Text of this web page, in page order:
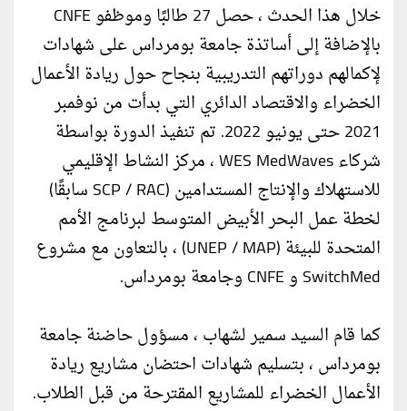
خلال هذا الحدث ، حصل 27 طالبًا وموظفو CNFE
بالإضافة إلى أساتذة جامعة بومرداس على شهادات
لإكمالهم دوراتهم التدريبية بنجاح حول ريادة الأعمال
الخضراء والاقتصاد الدائري التي بدأت من نوفمبر
2021 حتى يونيو 2022. تم تنفيذ الدورة بواسطة
شركاء WES MedWaves ، مركز النشاط الإقليمي
للاستهلاك والإنتاج المستدامين (SCP / RAC سابقًا)
لخطة عمل البحر الأبيض المتوسط لبرنامج الأمم
المتحدة للبيئة (UNEP / MAP) ، بالتعاون مع مشروع
SwitchMed و CNFE وجامعة بومرداس.
كما قام السيد سمير لشهاب ، مسؤول حاضنة جامعة
بومرداس ، بتسليم شهادات احتضان مشاريع ريادة
الأعمال الخضراء للمشاريع المقترحة من قبل الطلاب.